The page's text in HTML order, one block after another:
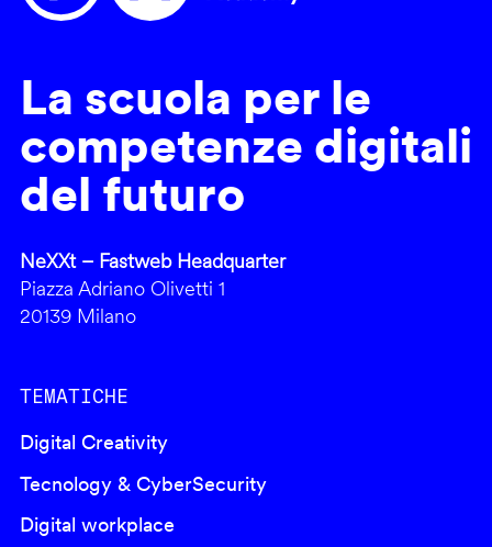
La scuola per le
competenze digitali
del futuro
NeXXt – Fastweb Headquarter
Piazza Adriano Olivetti 1
20139 Milano
TEMATICHE
Digital Creativity
Tecnology & CyberSecurity
Digital workplace